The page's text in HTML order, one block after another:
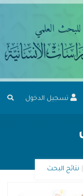
تسجيل الدخول
نتائج البحث